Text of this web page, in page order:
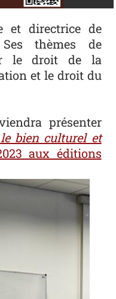
et directrice de
thèmes de
le droit de la
et le droit du
présenter
bien culturel et
aux éditions